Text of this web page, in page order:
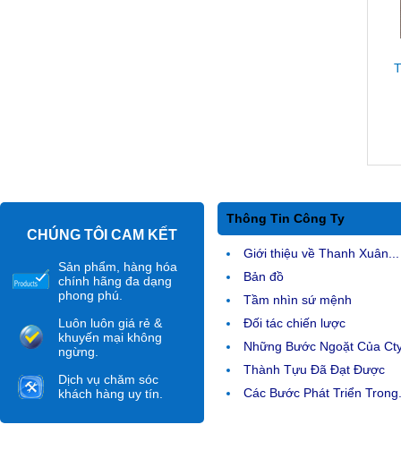
CHÚNG TÔI CAM KẾT
Sản phẩm, hàng hóa
chính hãng đa dạng
phong phú.
Luôn luôn giá rẻ &
khuyến mại không
ngừng.
Dịch vụ chăm sóc
khách hàng uy tín.
Thông Tin Công Ty
Giới thiệu về Thanh Xuân...
Bản đồ
Tầm nhìn sứ mệnh
Đối tác chiến lược
Những Bước Ngoặt Của
Thành Tựu Đã Đạt Được
Các Bước Phát Triển